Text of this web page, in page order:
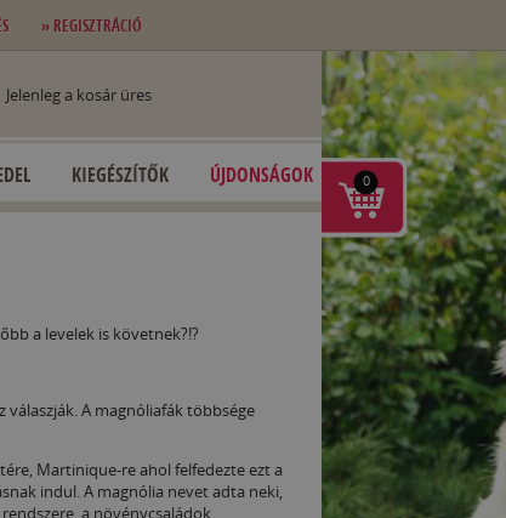
» REGISZTRÁCIÓ
Jelenleg a kosár üres
KIEGÉSZÍTŐK ÚJDONSÁGOK
a levelek is követnek?!?
A magnóliafák többsége
Martinique-re ahol felfedezte ezt a
indul. A magnólia nevet adta neki,
a növénycsaládok
0